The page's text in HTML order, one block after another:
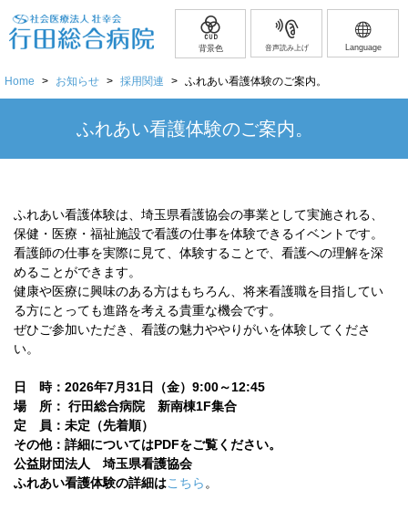
背景色 音声読み上げ Language
Home > お知らせ > 採用関連 > ふれあい看護体験のご案内。
ふれあい看護体験のご案内。
ふれあい看護体験は、埼玉県看護協会の事業として実施される、
保健・医療・福祉施設で看護の仕事を体験できるイベントです。
看護師の仕事を実際に見て、体験することで、看護への理解を深
めることができます。
健康や医療に興味のある方はもちろん、将来看護職を目指してい
る方にとっても進路を考える貴重な機会です。
ぜひご参加いただき、看護の魅力ややりがいを体験してくださ
い。
日 時：2026年7月31日（金）9:00～12:45
場 所： 行田総合病院 新南棟1F集合
定 員：未定（先着順）
その他：詳細についてはPDFをご覧ください。
公益財団法人 埼玉県看護協会
ふれあい看護体験の詳細はこちら 。